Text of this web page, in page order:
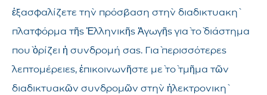
ἐξασφαλίζετε τὴν πρόσβαση στὴν διαδικτυακὴ
πλατφόρμα τῆς Ἑλληνικῆς Ἀγωγῆς γιὰ τὸ διάστημα
ποὺ ὁρίζει ἡ συνδρομή σας. Γιὰ περισσότερες
λεπτομέρειες, ἐπικοινωνῆστε μὲ τὸ τμῆμα τῶν
διαδικτυακῶν συνδρομῶν στὴν ἠλεκτρονικὴ